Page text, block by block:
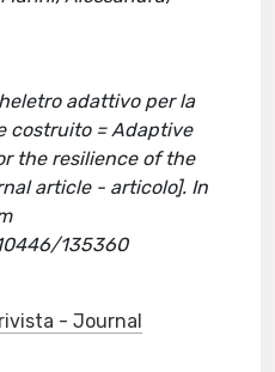
adattivo per la
costruito = Adaptive
the resilience of the
article - articolo]. In
135360
- Journal